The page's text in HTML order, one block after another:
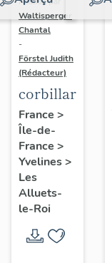
Waltisperger
Chantal
-
Förstel Judith
(Rédacteur)
corbillard
France >
Île-de-
France >
Yvelines>
Les
Alluets-
le-Roi